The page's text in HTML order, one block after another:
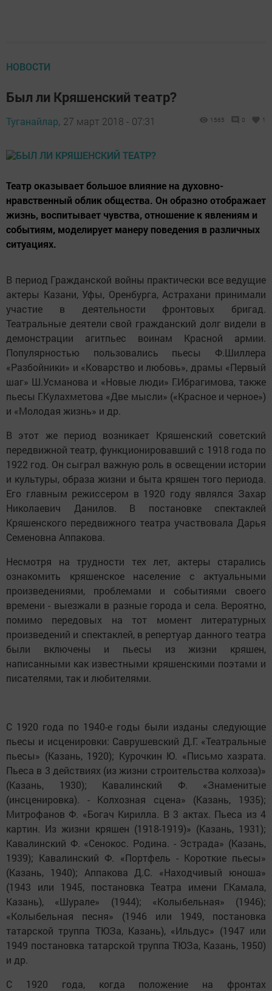
НОВОСТИ
Был ли Кряшенский театр?
Туганайлар, 27 март 2018 - 07:31 1565 0 1
Театр оказывает большое влияние на духовно-
нравственный облик общества. Он образно отображает
жизнь, воспитывает чувства, отношение к явлениям и
событиям, моделирует манеру поведения в различных
ситуациях.
В период Гражданской войны практически все ведущие
актеры Казани, Уфы, Оренбурга, Астрахани принимали
участие в деятельности фронтовых бригад.
Театральные деятели свой гражданский долг видели в
демонстрации агитпьес воинам Красной армии.
Популярностью пользовались пьесы Ф.Шиллера
«Разбойники» и «Коварство и любовь», драмы «Первый
шаг» Ш.Усманова и «Новые люди» Г.Ибрагимова, также
пьесы Г.Кулахметова «Две мысли» («Красное и черное»)
и «Молодая жизнь» и др.
В этот же период возникает Кряшенский советский
передвижной театр, функционировавший с 1918 года по
1922 год. Он сыграл важную роль в освещении истории
и культуры, образа жизни и быта кряшен того периода.
Его главным режиссером в 1920 году являлся Захар
Николаевич Данилов. В постановке спектаклей
Кряшенского передвижного театра участвовала Дарья
Семеновна Аппакова.
Несмотря на трудности тех лет, актеры старались
ознакомить кряшенское население с актуальными
произведениями, проблемами и событиями своего
времени - выезжали в разные города и села. Вероятно,
помимо передовых на тот момент литературных
произведений и спектаклей, в репертуар данного театра
были включены и пьесы из жизни кряшен,
написанными как известными кряшенскими поэтами и
писателями, так и любителями.
С 1920 года по 1940-е годы были изданы следующие
пьесы и исценировки: Саврушевский Д.Г. «Театральные
пьесы» (Казань, 1920); Курочкин Ю. «Письмо хазрата.
Пьеса в 3 действиях (из жизни строительства колхоза)»
(Казань, 1930); Кавалинский Ф. «Знаменитые
(инсценировка). - Колхозная сцена» (Казань, 1935);
Митрофанов Ф. «Богач Кирилла. В 3 актах. Пьеса из 4
картин. Из жизни кряшен (1918-1919)» (Казань, 1931);
Кавалинский Ф. «Сенокос. Родина. - Эстрада» (Казань,
1939); Кавалинский Ф. «Портфель - Короткие пьесы»
(Казань, 1940); Аппакова Д.С. «Находчивый юноша»
(1943 или 1945, постановка Театра имени Г.Камала,
Казань), «Шурале» (1944); «Колыбельная» (1946);
«Колыбельная песня» (1946 или 1949, постановка
татарской труппа ТЮЗа, Казань), «Ильдус» (1947 или
1949 постановка татарской труппа ТЮЗа, Казань, 1950)
и др.
С 1920 года, когда положение на фронтах